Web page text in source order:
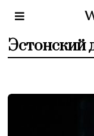
Эстонский